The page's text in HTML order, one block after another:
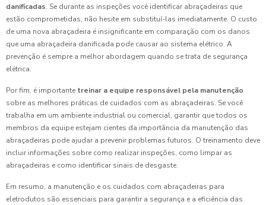
danificadas. Se durante as inspeções você identificar abraçadeiras que
estão comprometidas, não hesite em substituí-las imediatamente. O custo
de uma nova abraçadeira é insignificante em comparação com os danos
que uma abraçadeira danificada pode causar ao sistema elétrico. A
prevenção é sempre a melhor abordagem quando se trata de segurança
elétrica.
Por fim, é importante treinar a equipe responsável pela manutenção
sobre as melhores práticas de cuidados com as abraçadeiras. Se você
trabalha em um ambiente industrial ou comercial, garantir que todos os
membros da equipe estejam cientes da importância da manutenção das
abraçadeiras pode ajudar a prevenir problemas futuros. O treinamento deve
incluir informações sobre como realizar inspeções, como limpar as
abraçadeiras e como identificar sinais de desgaste.
Em resumo, a manutenção e os cuidados com abraçadeiras para
eletrodutos são essenciais para garantir a segurança e a eficiência das